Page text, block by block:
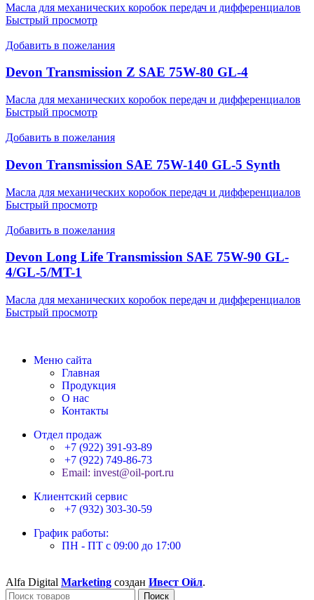
Масла для механических коробок передач и дифференциалов
Быстрый просмотр
Добавить в пожелания
Devon Transmission Z SAE 75W-80 GL-4
Масла для механических коробок передач и дифференциалов
Быстрый просмотр
Добавить в пожелания
Devon Transmission SAE 75W-140 GL-5 Synth
Масла для механических коробок передач и дифференциалов
Быстрый просмотр
Добавить в пожелания
Devon Long Life Transmission SAE 75W-90 GL-
4/GL-5/MT-1
Масла для механических коробок передач и дифференциалов
Быстрый просмотр
Меню сайта
Главная
Продукция
О нас
Контакты
Отдел продаж
+7 (922) 391-93-89
+7 (922) 749-86-73
Email: invest@oil-port.ru
Клиентский сервис
+7 (932) 303-30-59
График работы:
ПН - ПТ с 09:00 до 17:00
Alfa Digital Marketing создан Ивест Ойл.
Поиск